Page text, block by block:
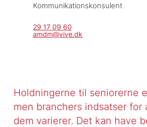
Kommunikationskonsulent
29 17 09 60
amdm@vive.dk
Holdningerne til seniorerne
men branchers indsatser for
dem varierer. Det kan have